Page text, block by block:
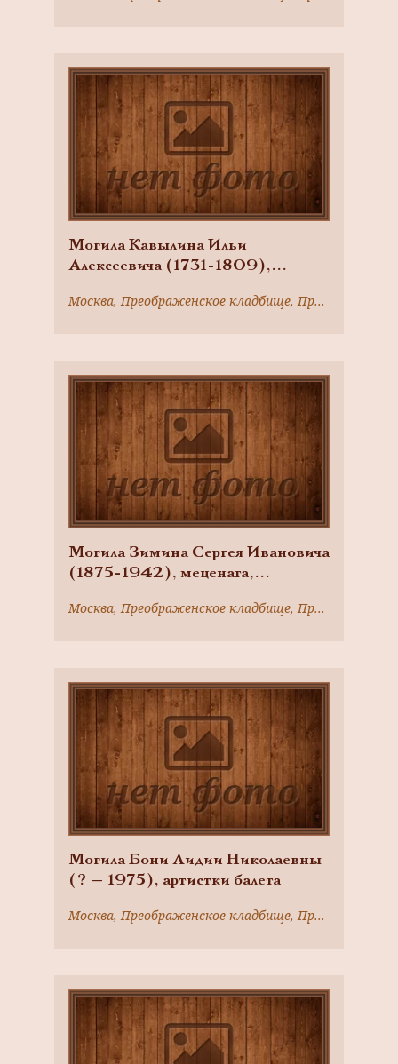
Могила Кавылина Ильи
Алексеевича (1731-1809),
Преображенского богадельного
Москва, Преображенское кладбище, Преображенский вал ул., д. 17а
Могила Зимина Сергея Ивановича
(1875-1942), мецената,
Москва, Преображенское кладбище, Преображенский вал ул., д. 17а
Могила Бони Лидии Николаевны
(? — 1975), артистки балета
Москва, Преображенское кладбище, Преображенский вал ул., д. 17а